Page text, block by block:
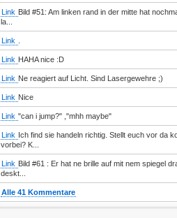
Link Bild #51: Am linken rand in der mitte hat
la...
Link
Link HAHA nice :D
Link Ne reagiert auf Licht. Sind Lasergewehre ;)
Link Nice
Link "can i jump?" ,"mhh maybe"
Link Ich find sie handeln richtig. Stellt euch vor da
vorbei? K...
Link Bild #61 : Er hat ne brille auf mit nem spiegel
deskt...
Alle 41 Kommentare